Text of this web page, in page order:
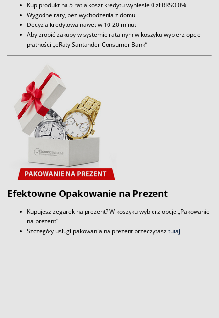
Kup produkt na 5 rat a koszt kredytu wyniesie 0 zł RRSO 0%
Wygodne raty, bez wychodzenia z domu
Decyzja kredytowa nawet w 10-20 minut
Aby zrobić zakupy w systemie ratalnym w koszyku wybierz opcje
płatności „eRaty Santander Consumer Bank”
Efektowne Opakowanie na Prezent
Kupujesz zegarek na prezent? W koszyku wybierz opcję „Pakowanie
na prezent”
Szczegóły usługi pakowania na prezent przeczytasztutaj